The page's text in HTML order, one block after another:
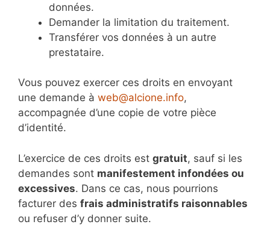
données.
Demander la limitation du traitement.
Transférer vos données à un autre
prestataire.
Vous pouvez exercer ces droits en envoyant
une demande à web@alcione.info,
accompagnée d’une copie de votre pièce
d’identité.
L’exercice de ces droits est gratuit, sauf si les
demandes sont manifestement infondées ou
excessives. Dans ce cas, nous pourrions
facturer des frais administratifs raisonnables
ou refuser d’y donner suite.